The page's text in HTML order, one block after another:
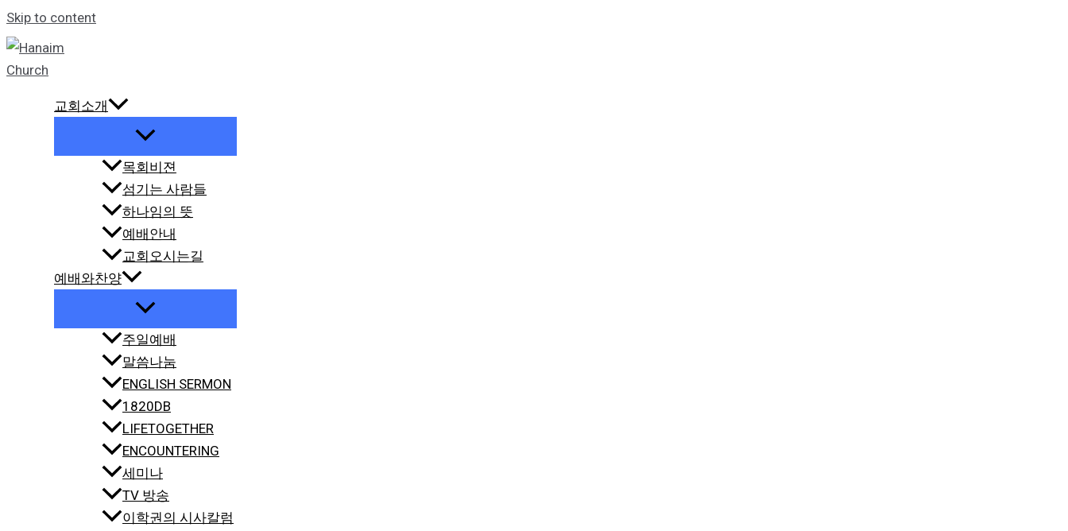
Skip to content
교회소개
목회비젼
섬기는 사람들
하나임의 뜻
예배안내
교회오시는길
예배와찬양
주일예배
말씀나눔
ENGLISH SERMON
1820DB
LIFETOGETHER
ENCOUNTERING
세미나
TV 방송
이학권의 시사칼럼